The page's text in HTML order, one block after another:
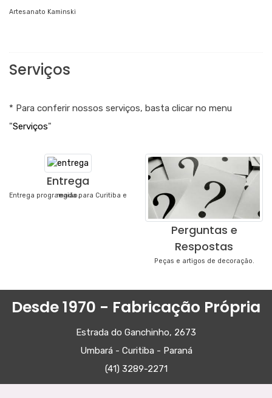
Artesanato Kaminski
Serviços
* Para conferir nossos serviços, basta clicar no menu
"Serviços"
Entrega
Entrega programada para Curitiba e região.
Perguntas e
Respostas
Peças e artigos de decoração.
Desde 1970 - Fabricação Própria
Estrada do Ganchinho, 2673
Umbará - Curitiba - Paraná
(41) 3289-2271